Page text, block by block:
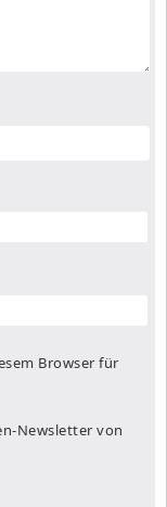
Browser für
Newsletter von